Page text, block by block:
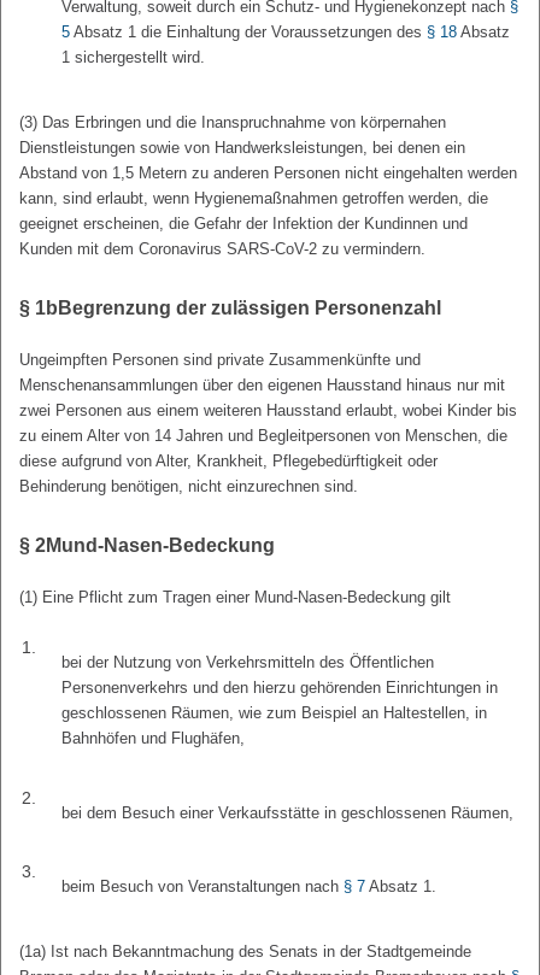
Verwaltung, soweit durch ein Schutz- und Hygienekonzept nach §
5 Absatz 1 die Einhaltung der Voraussetzungen des § 18 Absatz
1 sichergestellt wird.
(3) Das Erbringen und die Inanspruchnahme von körpernahen
Dienstleistungen sowie von Handwerksleistungen, bei denen ein
Abstand von 1,5 Metern zu anderen Personen nicht eingehalten werden
kann, sind erlaubt, wenn Hygienemaßnahmen getroffen werden, die
geeignet erscheinen, die Gefahr der Infektion der Kundinnen und
Kunden mit dem Coronavirus SARS-CoV-2 zu vermindern.
§ 1b Begrenzung der zulässigen Personenzahl
Ungeimpften Personen sind private Zusammenkünfte und
Menschenansammlungen über den eigenen Hausstand hinaus nur mit
zwei Personen aus einem weiteren Hausstand erlaubt, wobei Kinder bis
zu einem Alter von 14 Jahren und Begleitpersonen von Menschen, die
diese aufgrund von Alter, Krankheit, Pflegebedürftigkeit oder
Behinderung benötigen, nicht einzurechnen sind.
§ 2Mund-Nasen-Bedeckung
(1) Eine Pflicht zum Tragen einer Mund-Nasen-Bedeckung gilt
1.
bei der Nutzung von Verkehrsmitteln des Öffentlichen
Personenverkehrs und den hierzu gehörenden Einrichtungen in
geschlossenen Räumen, wie zum Beispiel an Haltestellen, in
Bahnhöfen und Flughäfen,
2.
bei dem Besuch einer Verkaufsstätte in geschlossenen Räumen,
3.
beim Besuch von Veranstaltungen nach § 7 Absatz 1.
(1a) Ist nach Bekanntmachung des Senats in der Stadtgemeinde